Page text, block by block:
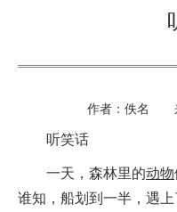
作者：佚名
听笑话
一天，森林里的动物
谁知，船划到一半，遇